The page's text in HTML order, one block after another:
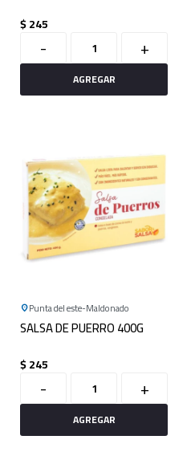
$245
- +
Punta del este Maldonado
SALSA DE PUERRO 400G
$245
- +